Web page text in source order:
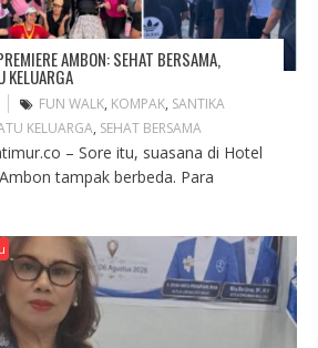
AMBON: SEHAT BERSAMA,
KELUARGA
FUN WALK, KOMPAK, SANTIKA
KELUARGA, SEHAT BERSAMA
– Sore itu, suasana di Hotel
tampak berbeda. Para